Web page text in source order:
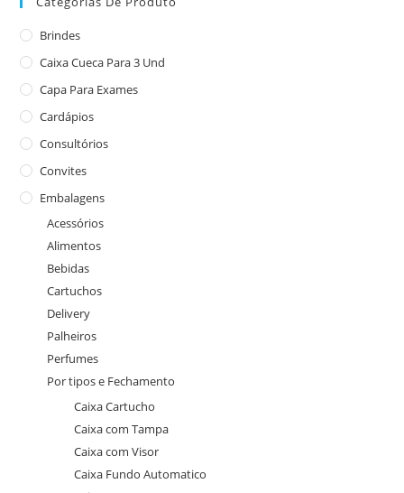
Brindes
Caixa Cueca Para 3 Und
Capa Para Exames
Cardápios
Consultórios
Convites
Embalagens
Acessórios
Alimentos
Bebidas
Cartuchos
Delivery
Palheiros
Perfumes
Por tipos e Fechamento
Caixa Cartucho
Caixa com Tampa
Caixa com Visor
Caixa Fundo Automatico